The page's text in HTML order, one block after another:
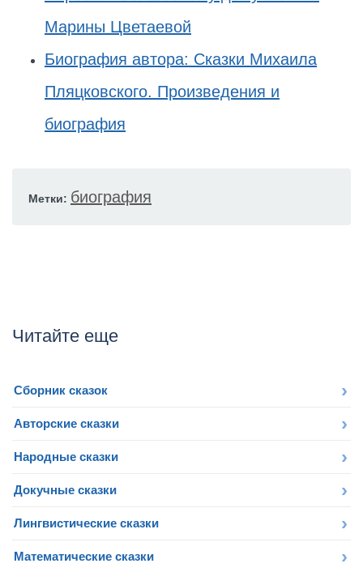
Марины Цветаевой
Биография автора: Сказки Михаила
Пляцковского. Произведения и
биография
Метки: биография
Читайте еще
Сборник сказок
Авторские сказки
Народные сказки
Докучные сказки
Лингвистические сказки
Математические сказки